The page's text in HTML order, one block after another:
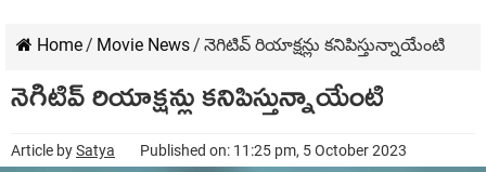
Home/ Movie News/ నెగిటివ్ రియాక్షన్లు కనిపిస్తున్నాయేంటి
నెగిటివ్ రియాక్షన్లు కనిపిస్తున్నాయేంటి
Article bySatya Published on: 11:25 pm, 5 October 2023